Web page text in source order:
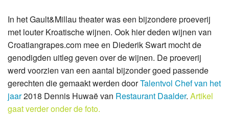
In het Gault&Millau theater was een bijzondere proeverij
met louter Kroatische wijnen. Ook hier deden wijnen van
Croatiangrapes.com mee en Diederik Swart mocht de
genodigden uitleg geven over de wijnen. De proeverij
werd voorzien van een aantal bijzonder goed passende
gerechten die gemaakt werden doorTalentvol Chef van het
jaar2018 Dennis Huwaë van Restaurant Daalder.Artikel
gaat verder onder de foto.